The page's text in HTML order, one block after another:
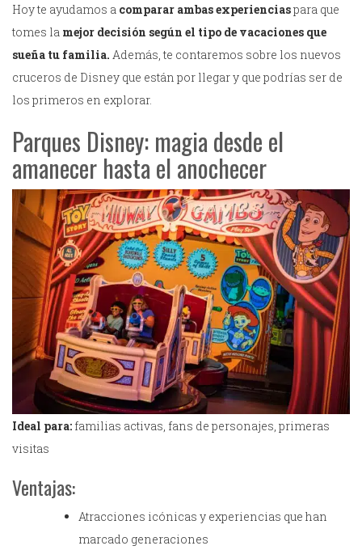
Hoy te ayudamos a comparar ambas experienciaspara que
tomes la mejor decisión según el tipo de vacaciones que
sueña tu familia. Además, te contaremos sobre los nuevos
cruceros de Disney que están por llegar y que podrías ser de
los primeros en explorar.
Parques Disney: magia desde el
amanecer hasta el anochecer
Ideal para: familias activas, fans de personajes, primeras
visitas
Ventajas:
Atracciones icónicas y experiencias que han
marcado generaciones